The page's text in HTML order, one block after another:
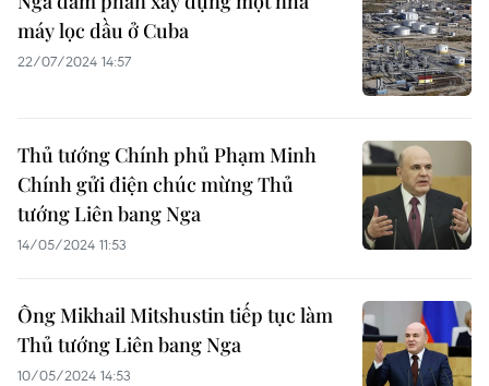
máy lọc dầu ở Cuba
22/07/2024 14:57
Thủ tướng Chính phủ Phạm Minh
Chính gửi điện chúc mừng Thủ
tướng Liên bang Nga
14/05/2024 11:53
Ông Mikhail Mitshustin tiếp tục làm
Thủ tướng Liên bang Nga
10/05/2024 14:53